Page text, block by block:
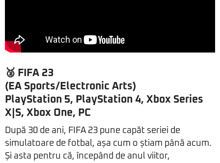
🥈 FIFA 23
(EA Sports/Electronic Arts)
PlayStation 5, PlayStation 4, Xbox Series
X|S, Xbox One, PC
După 30 de ani, FIFA 23 pune capăt seriei de
simulatoare de fotbal, așa cum o știam până acum.
Și asta pentru că, începând de anul viitor,